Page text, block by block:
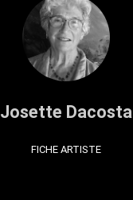
Josette Dacosta
FICHE ARTISTE